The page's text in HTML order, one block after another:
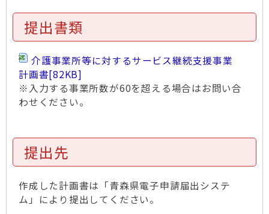
提出書類
介護事業所等に対するサービス継続支援事業
計画書[82KB]
※入力する事業所数が60を超える場合はお問い合
わせください。
提出先
作成した計画書は「青森県電子申請届出システ
ム」により提出してください。